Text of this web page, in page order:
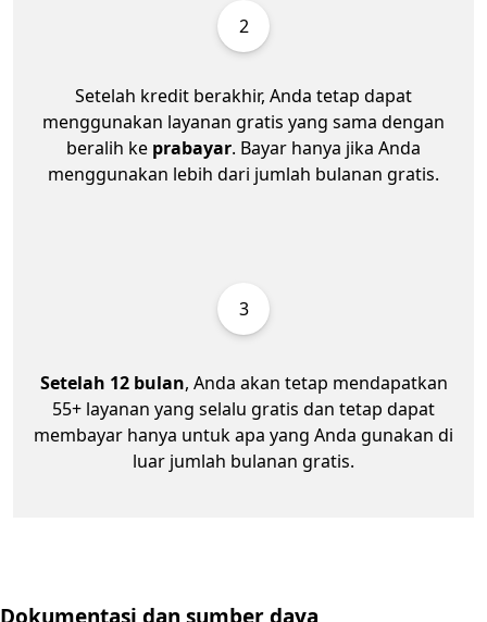
2
Setelah kredit berakhir, Anda tetap dapat
menggunakan layanan gratis yang sama dengan
beralih ke prabayar. Bayar hanya jika Anda
menggunakan lebih dari jumlah bulanan gratis.
3
Setelah 12 bulan, Anda akan tetap mendapatkan
55+ layanan yang selalu gratis dan tetap dapat
membayar hanya untuk apa yang Anda gunakan di
luar jumlah bulanan gratis.